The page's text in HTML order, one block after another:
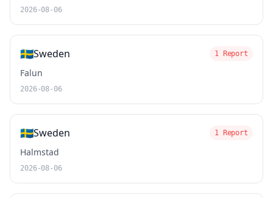
2026-08-06
🇸🇪Sweden 1 Report
Falun
2026-08-06
🇸🇪Sweden 1 Report
Halmstad
2026-08-06